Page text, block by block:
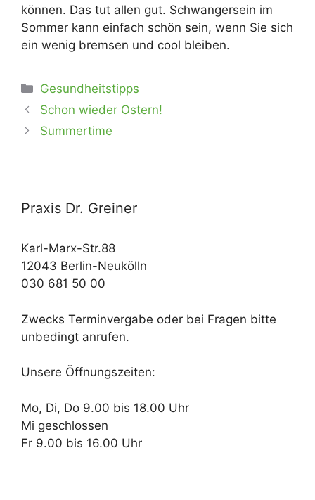
können. Das tut allen gut. Schwangersein im
Sommer kann einfach schön sein, wenn Sie sich
ein wenig bremsen und cool bleiben.
Kategorien
Gesundheitstipps
Schon wieder Ostern!
Summertime
Praxis Dr. Greiner
Karl-Marx-Str.88
12043 Berlin-Neukölln
030 681 50 00
Zwecks Terminvergabe oder bei Fragen bitte
unbedingt anrufen.
Unsere Öffnungszeiten:
Mo, Di, Do 9.00 bis 18.00 Uhr
Mi geschlossen
Fr 9.00 bis 16.00 Uhr